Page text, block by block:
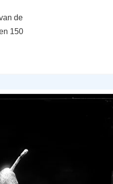
de
150